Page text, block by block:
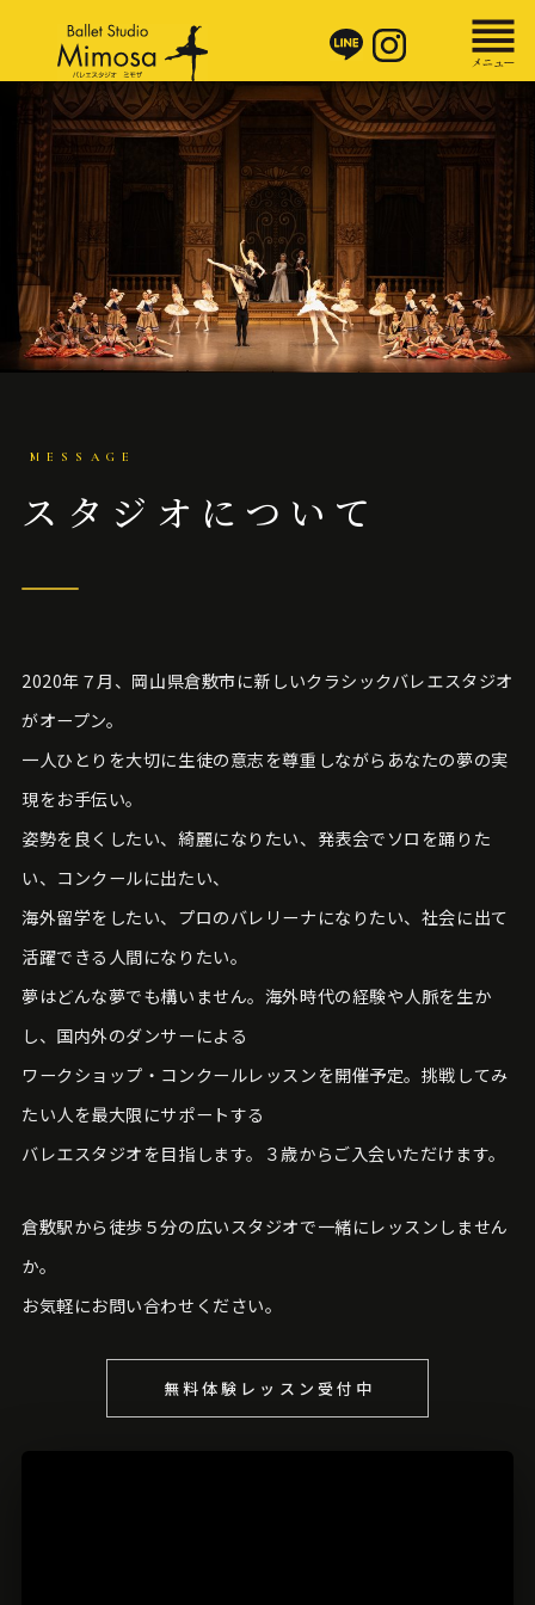
スタジオについて
2020年７月、岡山県倉敷市に新しいクラシックバレエスタジオ
がオープン。
一人ひとりを大切に生徒の意志を尊重しながらあなたの夢の実
現をお手伝い。
姿勢を良くしたい、綺麗になりたい、発表会でソロを踊りた
い、コンクールに出たい、
海外留学をしたい、プロのバレリーナになりたい、社会に出て
活躍できる人間になりたい。
夢はどんな夢でも構いません。海外時代の経験や人脈を生か
し、国内外のダンサーによる
ワークショップ・コンクールレッスンを開催予定。挑戦してみ
たい人を最大限にサポートする
バレエスタジオを目指します。３歳からご入会いただけます。
倉敷駅から徒歩５分の広いスタジオで一緒にレッスンしません
か。
お気軽にお問い合わせください。
無料体験レッスン受付中